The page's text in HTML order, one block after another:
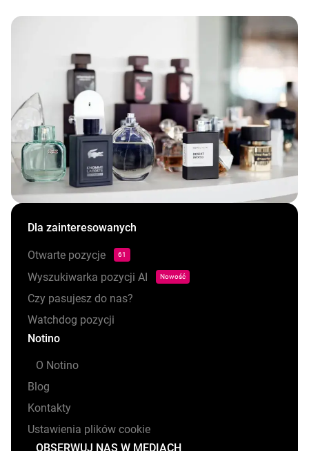
Dla zainteresowanych
Otwarte pozycje 61
Wyszukiwarka pozycji AI Nowość
Czy pasujesz do nas?
Watchdog pozycji
Notino
O Notino
Blog
Kontakty
Ustawienia plików cookie
OBSERWUJ NAS W MEDIACH